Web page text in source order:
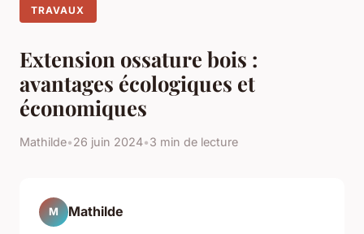
TRAVAUX
Extension ossature bois :
avantages écologiques et
économiques
Mathilde•26 juin 2024•3 min de lecture
M Mathilde